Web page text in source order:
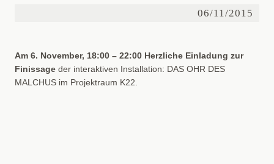
06/11/2015
Am 6. November, 18:00 – 22:00 Herzliche Einladung zur
Finissage der interaktiven Installation: DAS OHR DES
MALCHUS im Projektraum K22.